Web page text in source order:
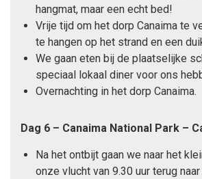
hangmat, maar een echt bed!
Vrije tijd om het dorp Canaima te
te hangen op het strand en een
We gaan eten bij de plaatselijke
speciaal lokaal diner voor ons
Overnachting in het dorp Canaima.
Dag 6 – Canaima National Park –
Na het ontbijt gaan we naar het
onze vlucht van 9.30 uur terug naar